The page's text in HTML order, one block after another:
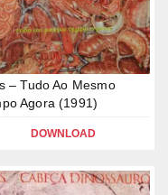
– Tudo Ao Mesmo
Agora (1991)
DOWNLOAD